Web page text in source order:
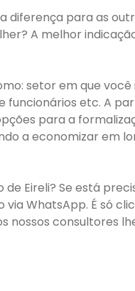
diferença para as
A melhor
setor em que
etc. A
para a
a economizar em
Eireli? Se está
WhatsApp. É só
nossos consultores